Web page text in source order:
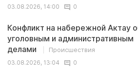
03.08.2026, 14:00
0
Конфликт на набережной Актау
уголовным и административным
делами
Происшествия
03.08.2026, 13:04
0